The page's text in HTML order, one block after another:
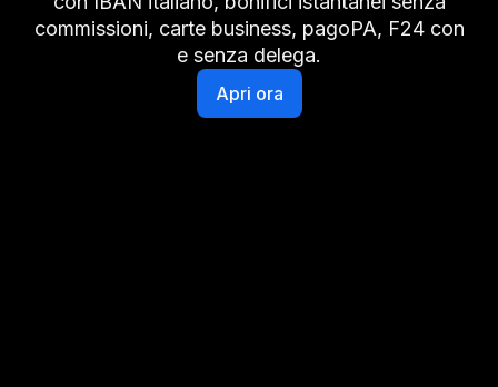
commissioni, carte business, pagoPA, F24 con
e senza delega.
Apri ora